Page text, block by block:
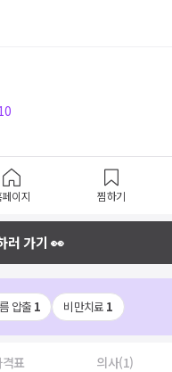
이지 찜하기
러 가기 👀
압출 1 비만치료 1
표 의사(1)